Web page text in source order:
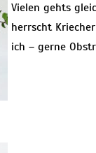
Vielen gehts
herrscht
ich – gerne